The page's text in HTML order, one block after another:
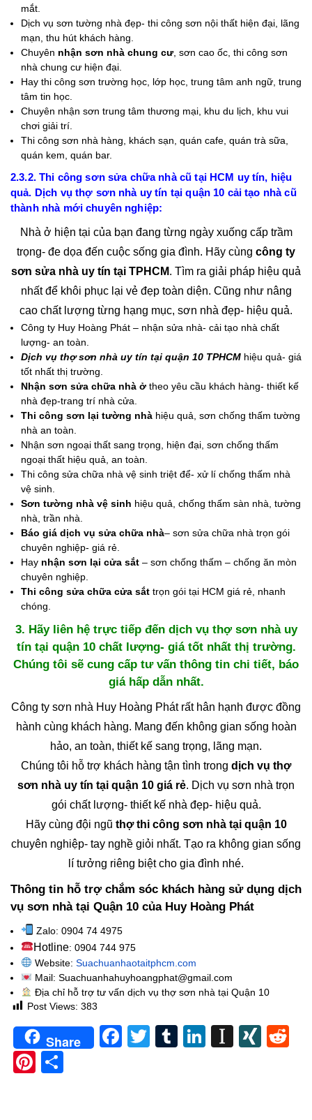
mắt.
Dịch vụ sơn tường nhà đẹp- thi công sơn nội thất hiện đại, lãng
mạn, thu hút khách hàng.
Chuyên nhận sơn nhà chung cư, sơn cao ốc, thi công sơn
nhà chung cư hiện đại.
Hay thi công sơn trường học, lớp học, trung tâm anh ngữ, trung
tâm tin học.
Chuyên nhận sơn trung tâm thương mại, khu du lịch, khu vui
chơi giải trí.
Thi công sơn nhà hàng, khách sạn, quán cafe, quán trà sữa,
quán kem, quán bar.
2.3.2. Thi công sơn sửa chữa nhà cũ tại HCM uy tín, hiệu
quả. Dịch vụ thợ sơn nhà uy tín tại quận 10 cải tạo nhà cũ
thành nhà mới chuyên nghiệp:
Nhà ở hiện tại của bạn đang từng ngày xuống cấp trầm
trọng- đe dọa đến cuộc sống gia đình. Hãy cùng công ty
sơn sửa nhà uy tín tại TPHCM. Tìm ra giải pháp hiệu quả
nhất để khôi phục lại vẻ đẹp toàn diện. Cũng như nâng
cao chất lượng từng hạng mục, sơn nhà đẹp- hiệu quả.
Công ty Huy Hoàng Phát – nhận sửa nhà- cải tạo nhà chất
lượng- an toàn.
Dịch vụ thợ sơn nhà uy tín tại quận 10 TPHCM hiệu quả- giá
tốt nhất thị trường.
Nhận sơn sửa chữa nhà ở theo yêu cầu khách hàng- thiết kế
nhà đẹp-trang trí nhà cửa.
Thi công sơn lại tường nhà hiệu quả, sơn chống thấm tường
nhà an toàn.
Nhận sơn ngoại thất sang trọng, hiện đại, sơn chống thấm
ngoại thất hiệu quả, an toàn.
Thi công sửa chữa nhà vệ sinh triệt để- xử lí chống thấm nhà
vệ sinh.
Sơn tường nhà vệ sinh hiệu quả, chống thấm sàn nhà, tường
nhà, trần nhà.
Báo giá dịch vụ sửa chữa nhà– sơn sửa chữa nhà trọn gói
chuyên nghiệp- giá rẻ.
Hay nhận sơn lại cửa sắt – sơn chống thấm – chống ăn mòn
chuyên nghiệp.
Thi công sửa chữa cửa sắt trọn gói tại HCM giá rẻ, nhanh
chóng.
3. Hãy liên hệ trực tiếp đến dịch vụ thợ sơn nhà uy
tín tại quận 10 chất lượng- giá tốt nhất thị trường.
Chúng tôi sẽ cung cấp tư vấn thông tin chi tiết, báo
giá hấp dẫn nhất.
Công ty sơn nhà Huy Hoàng Phát rất hân hạnh được đồng
hành cùng khách hàng. Mang đến không gian sống hoàn
hảo, an toàn, thiết kế sang trọng, lãng mạn.
Chúng tôi hỗ trợ khách hàng tận tình trong dịch vụ thợ
sơn nhà uy tín tại quận 10 giá rẻ. Dịch vụ sơn nhà trọn
gói chất lượng- thiết kế nhà đẹp- hiệu quả.
Hãy cùng đội ngũ thợ thi công sơn nhà tại quận 10
chuyên nghiệp- tay nghề giỏi nhất. Tạo ra không gian sống
lí tưởng riêng biệt cho gia đình nhé.
Thông tin hỗ trợ chắm sóc khách hàng sử dụng dịch
vụ sơn nhà tại Quận 10 của Huy Hoàng Phát
Zalo: 0904 74 4975
Hotline: 0904 744 975
Website: Suachuanhaotaitphcm.com
Mail: Suachuanhahuyhoangphat@gmail.com
Địa chỉ hỗ trợ tư vấn dịch vụ thợ sơn nhà tại Quận 10
Post Views: 383
Share Facebook
TwitterTumblrLinkedIn
Pinterest